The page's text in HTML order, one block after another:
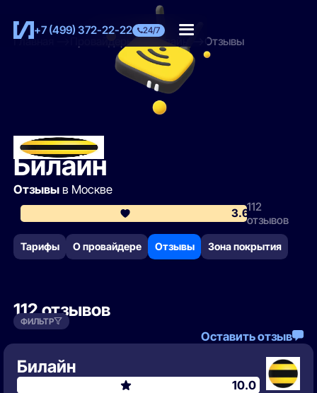
+7 (499) 372-22-22 24/7
Главная Билайн Отзывы
Билайн
Отзывы в Москве
3.6112
отзывов
Тарифы О провайдере Отзывы Зона покрытия
112 отзывов
ФИЛЬТР
Оставить отзыв
Билайн
10.0